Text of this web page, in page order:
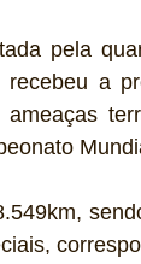
pela
recebeu a
ameaças